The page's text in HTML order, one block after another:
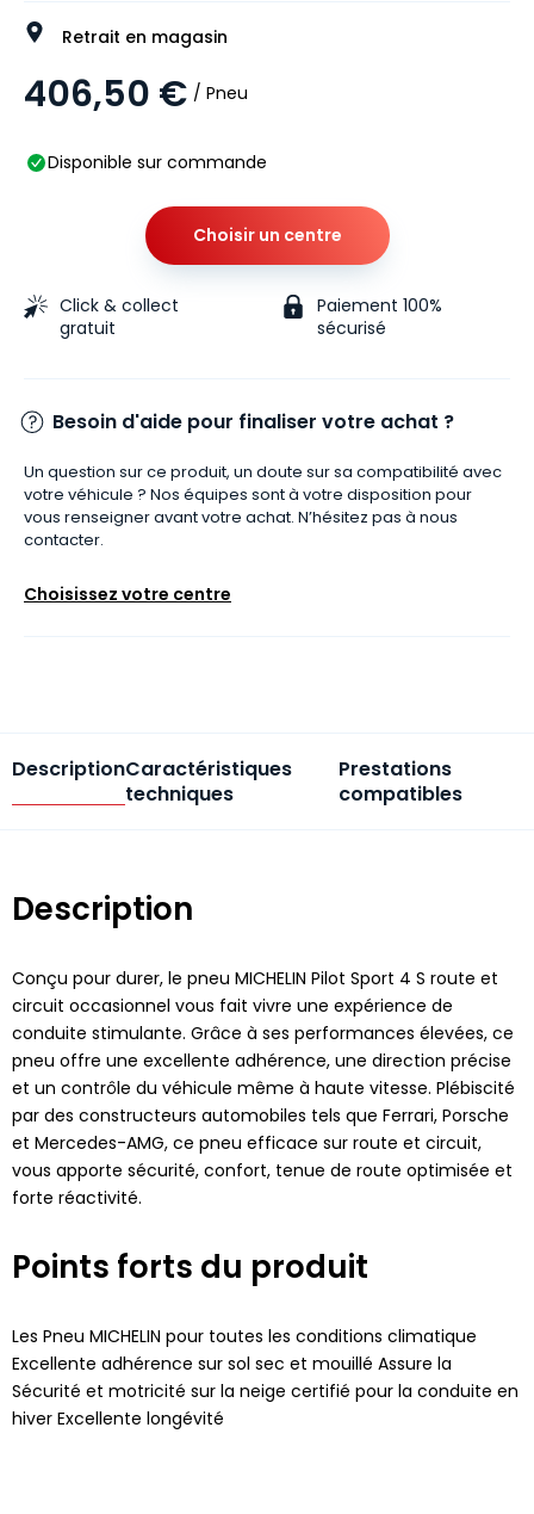
Retrait en magasin
406,50 € / Pneu
Disponible sur commande
Choisir un centre
Click & collect
gratuit
Paiement 100%
sécurisé
Besoin d'aide pour finaliser votre achat ?
Un question sur ce produit, un doute sur sa compatibilité avec
votre véhicule ? Nos équipes sont à votre disposition pour
vous renseigner avant votre achat. N’hésitez pas à nous
contacter.
Choisissez votre centre
DescriptionCaractéristiques
techniques
Prestations
compatibles
Description
Conçu pour durer, le pneu MICHELIN Pilot Sport 4 S route et
circuit occasionnel vous fait vivre une expérience de
conduite stimulante. Grâce à ses performances élevées, ce
pneu offre une excellente adhérence, une direction précise
et un contrôle du véhicule même à haute vitesse. Plébiscité
par des constructeurs automobiles tels que Ferrari, Porsche
et Mercedes-AMG, ce pneu efficace sur route et circuit,
vous apporte sécurité, confort, tenue de route optimisée et
forte réactivité.
Points forts du produit
Les Pneu MICHELIN pour toutes les conditions climatique
Excellente adhérence sur sol sec et mouillé Assure la
Sécurité et motricité sur la neige certifié pour la conduite en
hiver Excellente longévité